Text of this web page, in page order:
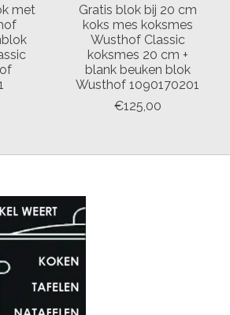
met
Gratis blok bij 20 cm
koks mes koksmes
Wusthof Classic
koksmes 20 cm +
blank beuken blok
Wusthof 1090170201
€125,00